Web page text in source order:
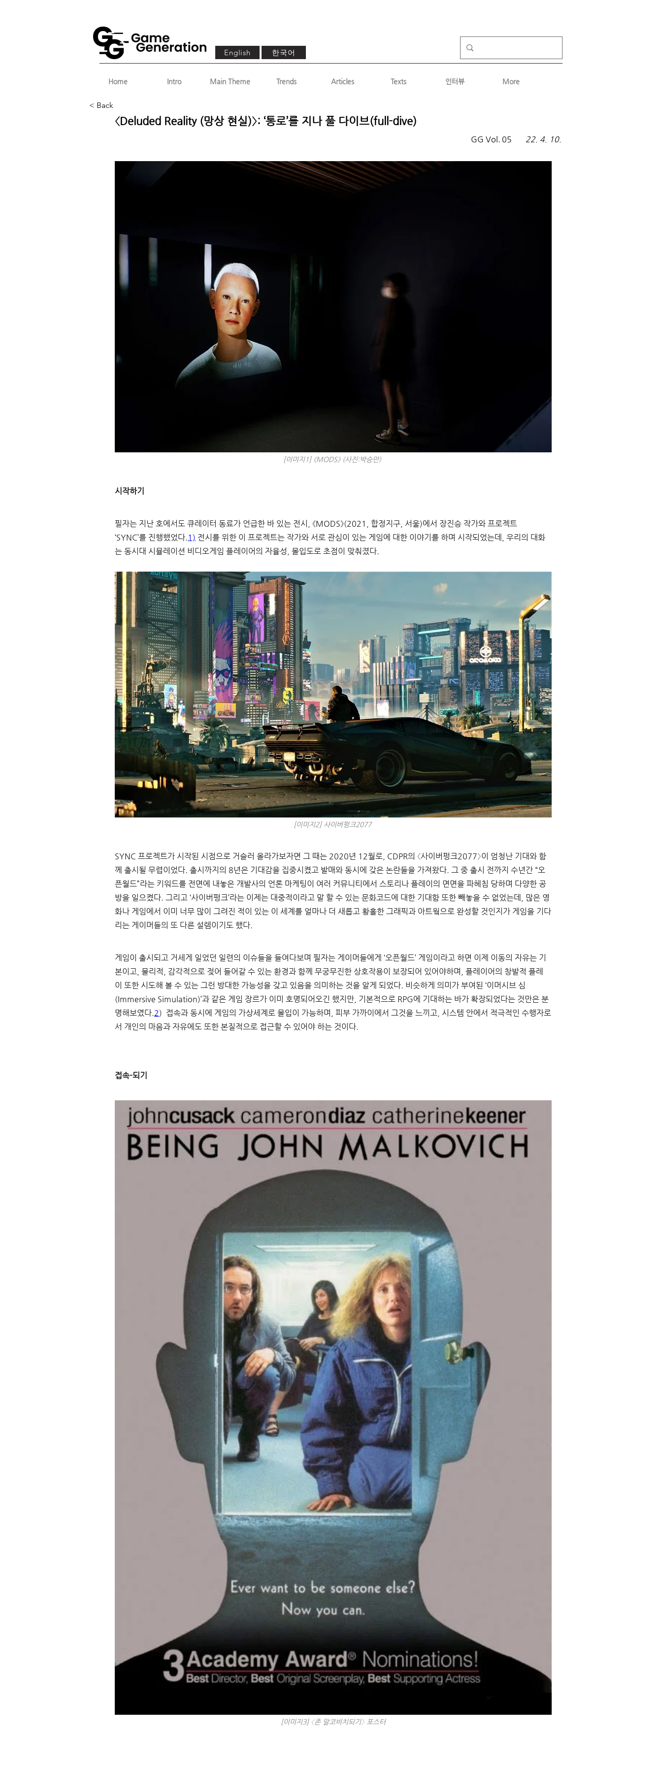
English 한국어
Home Intro Main Theme Trends Articles Texts 인터뷰 More
< Back
〈Deluded Reality (망상 현실)〉: ‘통로’를 지나 풀 다이브(full-dive)
05
GG Vol. 22. 4. 10.
[이미지1] 《MODS》 (사진:박승만)
시작하기
필자는 지난 호에서도 큐레이터 동료가 언급한 바 있는 전시, 《MODS》(2021, 합정지구, 서울)에서 장진승 작가와 프로젝트
‘SYNC’를 진행했었다. 1) 전시를 위한 이 프로젝트는 작가와 서로 관심이 있는 게임에 대한 이야기를 하며 시작되었는데, 우리의 대화
는 동시대 시뮬레이션 비디오게임 플레이어의 자율성, 몰입도로 초점이 맞춰졌다.
[이미지2] 사이버펑크2077
SYNC 프로젝트가 시작된 시점으로 거슬러 올라가보자면 그 때는 2020년 12월로, CDPR의 〈사이버펑크2077〉이 엄청난 기대와 함
께 출시될 무렵이었다. 출시까지의 8년은 기대감을 집중시켰고 발매와 동시에 갖은 논란들을 가져왔다. 그 중 출시 전까지 수년간 “오
픈월드”라는 키워드를 전면에 내놓은 개발사의 언론 마케팅이 여러 커뮤니티에서 스토리나 플레이의 면면을 파헤침 당하며 다양한 공
방을 일으켰다. 그리고 ‘사이버펑크’라는 이제는 대중적이라고 말 할 수 있는 문화코드에 대한 기대함 또한 빼놓을 수 없었는데, 많은 영
화나 게임에서 이미 너무 많이 그려진 적이 있는 이 세계를 얼마나 더 새롭고 황홀한 그래픽과 아트웤으로 완성할 것인지가 게임을 기다
리는 게이머들의 또 다른 설렘이기도 했다.
게임이 출시되고 거세게 일었던 일련의 이슈들을 들여다보며 필자는 게이머들에게 ‘오픈월드’ 게임이라고 하면 이제 이동의 자유는 기
본이고, 물리적, 감각적으로 젖어 들어갈 수 있는 환경과 함께 무궁무진한 상호작용이 보장되어 있어야하며, 플레이어의 창발적 플레
이 또한 시도해 볼 수 있는 그런 방대한 가능성을 갖고 있음을 의미하는 것을 알게 되었다. 비슷하게 의미가 부여된 ‘이머시브 심
(Immersive Simulation)’과 같은 게임 장르가 이미 호명되어오긴 했지만, 기본적으로 RPG에 기대하는 바가 확장되었다는 것만은 분
명해보였다. 2)  접속과 동시에 게임의 가상세계로 몰입이 가능하며, 피부 가까이에서 그것을 느끼고, 시스템 안에서 적극적인 수행자로
서 개인의 마음과 자유에도 또한 본질적으로 접근할 수 있어야 하는 것이다.
접속-되기
[이미지3] 〈존 말코비치되기〉 포스터